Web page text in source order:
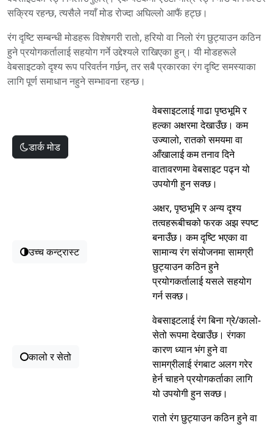
सक्रिय रहन्छ, त्यसैले नयाँ मोड रोज्दा अघिल्लो आफैं हट्छ।
रंग दृष्टि सम्बन्धी मोडहरू विशेषगरी रातो, हरियो वा निलो रंग छुट्याउन कठिन
हुने प्रयोगकर्तालाई सहयोग गर्ने उद्देश्यले राखिएका हुन्। यी मोडहरूले
वेबसाइटको दृश्य रूप परिवर्तन गर्छन्, तर सबै प्रकारका रंग दृष्टि समस्याका
लागि पूर्ण समाधान नहुने सम्भावना रहन्छ।
डार्क मोड
वेबसाइटलाई गाढा पृष्ठभूमि र
हल्का अक्षरमा देखाउँछ। कम
उज्यालो, रातको समयमा वा
आँखालाई कम तनाव दिने
वातावरणमा वेबसाइट पढ्न यो
उपयोगी हुन सक्छ।
उच्च कन्ट्रास्ट
अक्षर, पृष्ठभूमि र अन्य दृश्य
तत्वहरूबीचको फरक अझ स्पष्ट
बनाउँछ। कम दृष्टि भएका वा
सामान्य रंग संयोजनमा सामग्री
छुट्याउन कठिन हुने
प्रयोगकर्तालाई यसले सहयोग
गर्न सक्छ।
कालो र सेतो
वेबसाइटलाई रंग बिना ग्रे/कालो-
सेतो रूपमा देखाउँछ। रंगका
कारण ध्यान भंग हुने वा
सामग्रीलाई रंगबाट अलग गरेर
हेर्न चाहने प्रयोगकर्ताका लागि
यो उपयोगी हुन सक्छ।
रातो रंग छुट्याउन कठिन हुने वा